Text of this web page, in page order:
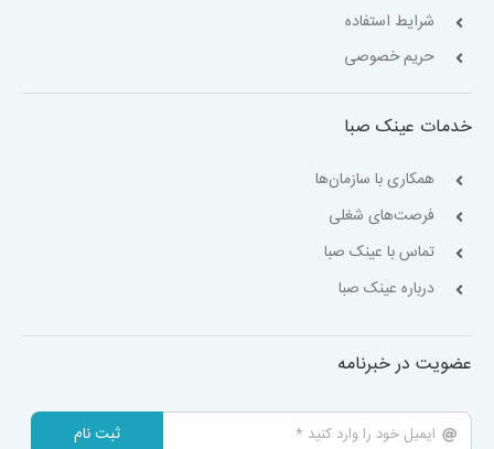
شرایط استفاده
حریم خصوصی
خدمات عینک صبا
همکاری با سازمان‌ها
فرصت‌های شغلی
تماس با عینک صبا
درباره عینک صبا
عضویت در خبرنامه
ثبت نام